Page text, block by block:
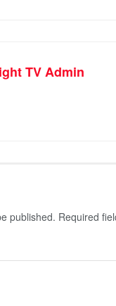
TV Admin
published. Required